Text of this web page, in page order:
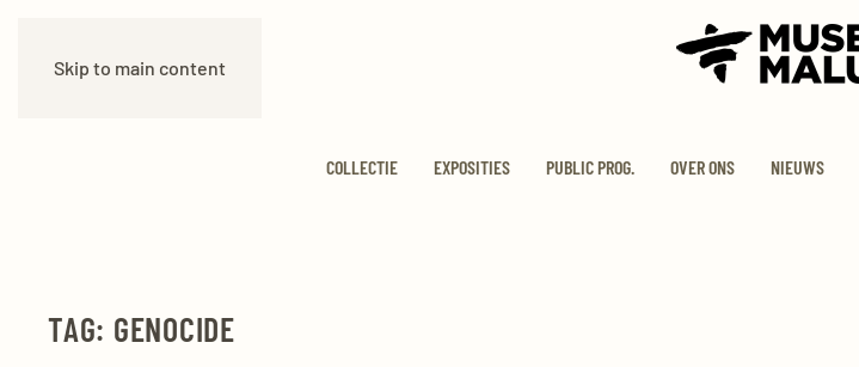
Skip to main content
COLLECTIE EXPOSITIES PUBLIC PROG. OVER ONS NIEUWS
TAG: GENOCIDE